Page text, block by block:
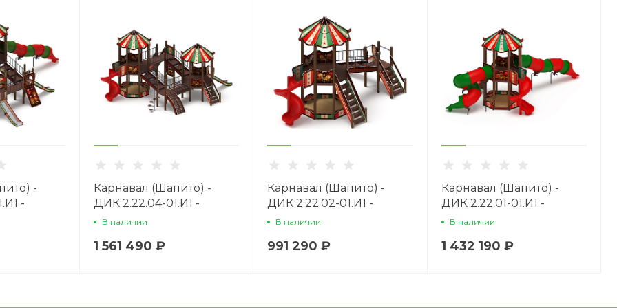
-
-
Карнавал (Шапито) -
ДИК 2.22.04-01.И1 -
Игровой комплекс
В наличии
1 561 490 ₽
Карнавал (Шапито) -
ДИК 2.22.02-01.И1 -
Игровой комплекс
В наличии
991 290 ₽
Карнавал (Шапито) -
ДИК 2.22.01-01.И1 -
Игровой комплекс
В наличии
1 432 190 ₽